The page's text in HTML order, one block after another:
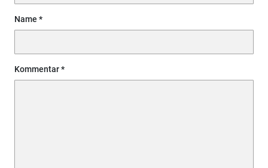
Name
Kommentar